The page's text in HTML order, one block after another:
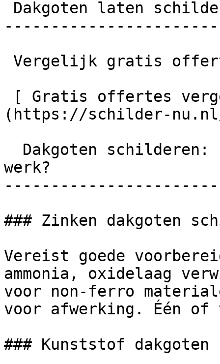
(https://schilder-
werk?
### Zinken dakgoten
Vereist goede
ammonia, oxidelaag
voor non-ferro
voor afwerking. Één of
### Kunststof